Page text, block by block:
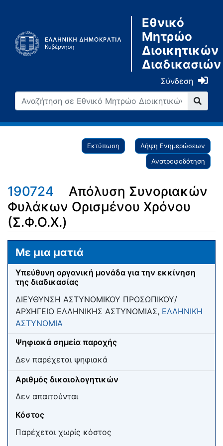
Εθνικό
Μητρώο
Διοικητικών
Διαδικασιών
Σύνδεση
Εκτύπωση
Λήψη Ενημερώσεων
Ανατροφοδότηση
190724
Απόλυση Συνοριακών
Φυλάκων Ορισμένου Χρόνου
(Σ.Φ.Ο.Χ.)
Μετάβαση σε: πλοήγηση
Με μια ματιά
Υπεύθυνη οργανική μονάδα για την εκκίνηση
της διαδικασίας
ΔΙΕΥΘΥΝΣΗ ΑΣΤΥΝΟΜΙΚΟΥ ΠΡΟΣΩΠΙΚΟΥ/
ΑΡΧΗΓΕΙΟ ΕΛΛΗΝΙΚΗΣ ΑΣΤΥΝΟΜΙΑΣ, ΕΛΛΗΝΙΚΗ
ΑΣΤΥΝΟΜΙΑ
Ψηφιακά σημεία παροχής
Δεν παρέχεται ψηφιακά
Αριθμός δικαιολογητικών
Δεν απαιτούνται
Κόστος
Παρέχεται χωρίς κόστος